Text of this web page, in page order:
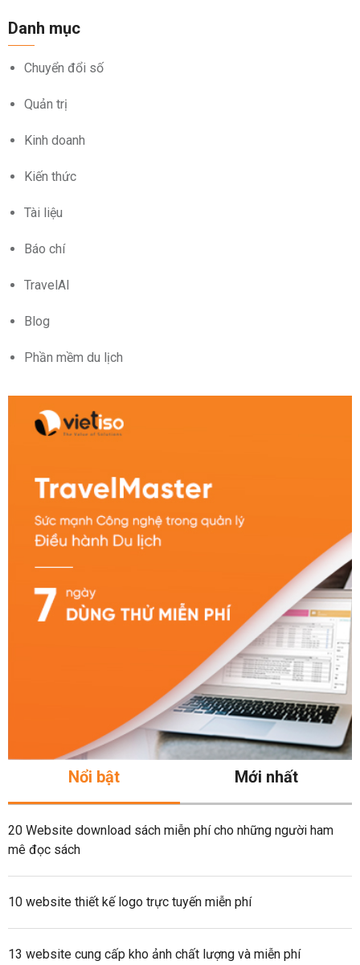
Danh mục
Chuyển đổi số
Quản trị
Kinh doanh
Kiến thức
Tài liệu
Báo chí
TravelAI
Blog
Phần mềm du lịch
Nổi bật Mới nhất
20 Website download sách miễn phí cho những người ham
mê đọc sách
10 website thiết kế logo trực tuyến miễn phí
13 website cung cấp kho ảnh chất lượng và miễn phí